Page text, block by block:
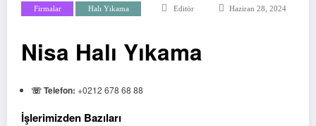
Firmalar Halı Yıkama Editör Haziran 28, 2024
Nisa Halı Yıkama
☏ Telefon: +0212 678 68 88
İşlerimizden Bazıları